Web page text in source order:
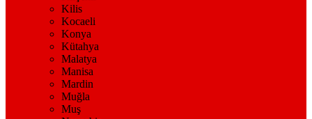
Kilis
Kocaeli
Konya
Kütahya
Malatya
Manisa
Mardin
Muğla
Muş